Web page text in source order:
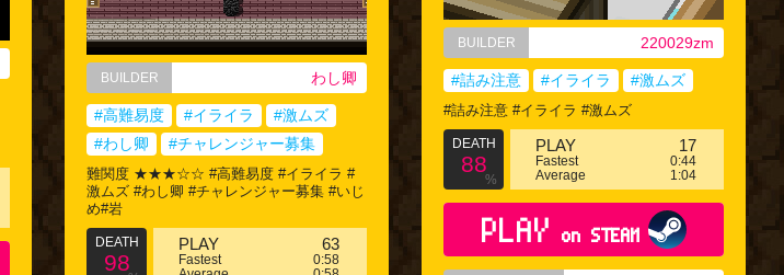
BUILDER 220029zm
#詰み注意 #イライラ #激ムズ
#詰み注意 #イライラ #激ムズ
DEATH
88
%
PLAY 17
Fastest
0:44
Average
1:04
PLAY on STEAM
BUILDER わし卿
#高難易度 #イライラ
#激ムズ
#わし卿
#チャレンジャー募集
難関度 ★★★☆☆ #高難易度 #イライラ #
激ムズ #わし卿 #チャレンジャー募集 #いじ
め#岩
DEATH
98
PLAY 63
Fastest
0:58